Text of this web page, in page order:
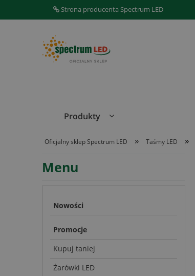
Strona producenta Spectrum LED
Produkty
Oficjalny sklep Spectrum LED » Taśmy LED »
Menu
Nowości
Promocje
Kupuj taniej
Żarówki LED